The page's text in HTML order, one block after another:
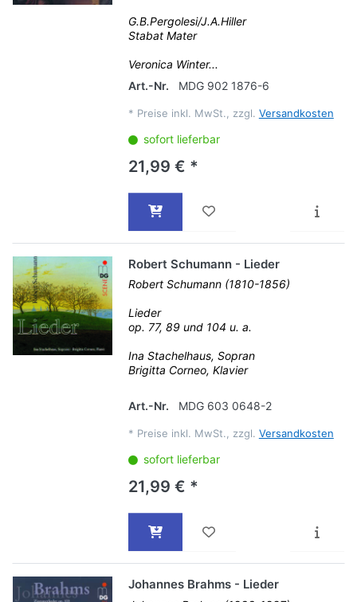
G.B.Pergolesi/J.A.Hiller
Stabat Mater
Veronica Winter...
Art.-Nr.
MDG 902 1876-6
* Preise inkl. MwSt., zzgl. Versandkosten
sofort lieferbar
21,99 € *
Robert Schumann - Lieder
Robert Schumann (1810-1856)
Lieder
op. 77, 89 und 104 u. a.
Ina Stachelhaus, Sopran
Brigitta Corneo, Klavier
Art.-Nr. MDG 603 0648-2
* Preise inkl. MwSt., zzgl. Versandkosten
sofort lieferbar
21,99 € *
Johannes Brahms - Lieder